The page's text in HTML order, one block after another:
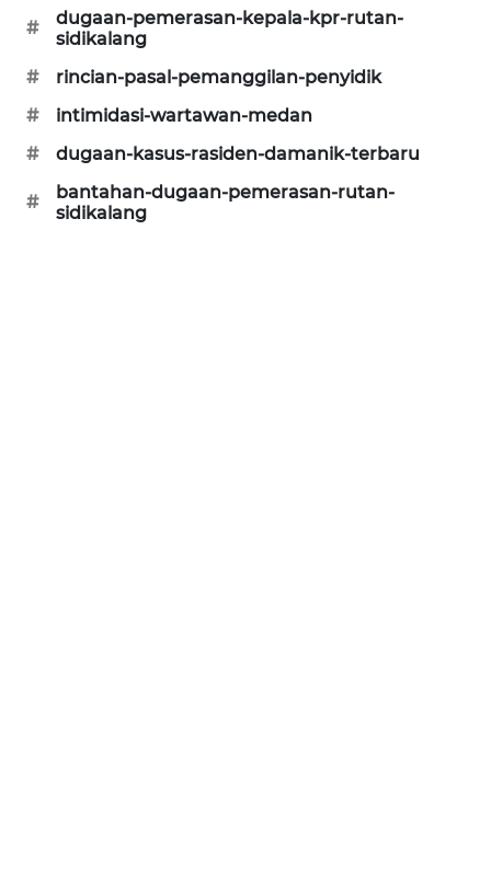
#
dugaan-pemerasan-kepala-kpr-rutan-
sidikalang
#
rincian-pasal-pemanggilan-penyidik
#
intimidasi-wartawan-medan
#
dugaan-kasus-rasiden-damanik-terbaru
#
bantahan-dugaan-pemerasan-rutan-
sidikalang
CILEUNGSI
NEWS
NEWS
NEWS